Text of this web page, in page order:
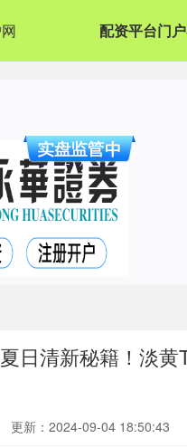
配资平台门
日清新秘籍！淡黄
更新：2024-09-04 18:50:43